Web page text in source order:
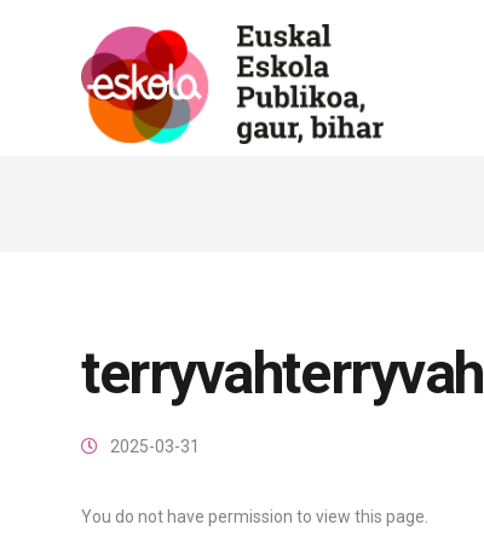
terryvahterryvah
2025-03-31
You do not have permission to view this page.